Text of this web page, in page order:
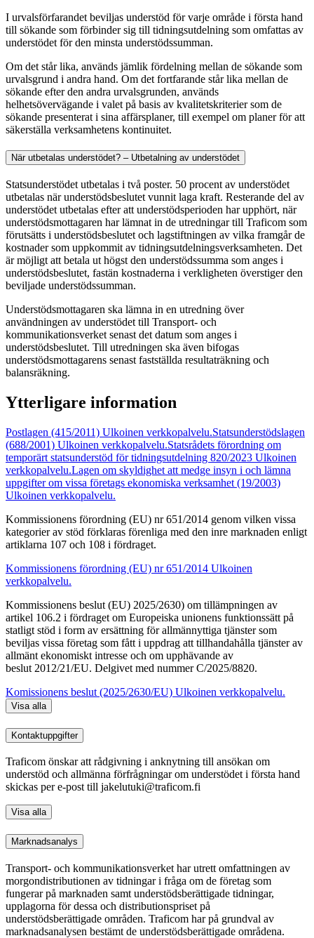
I urvalsförfarandet beviljas understöd för varje område i första hand
till sökande som förbinder sig till tidningsutdelning som omfattas av
understödet för den minsta understödssumman.
Om det står lika, används jämlik fördelning mellan de sökande som
urvalsgrund i andra hand. Om det fortfarande står lika mellan de
sökande efter den andra urvalsgrunden, används
helhetsövervägande i valet på basis av kvalitetskriterier som de
sökande presenterat i sina affärsplaner, till exempel om planer för att
säkerställa verksamhetens kontinuitet.
När utbetalas understödet? – Utbetalning av understödet
Statsunderstödet utbetalas i två poster. 50 procent av understödet
utbetalas när understödsbeslutet vunnit laga kraft. Resterande del av
understödet utbetalas efter att understödsperioden har upphört, när
understödsmottagaren har lämnat in de utredningar till Traficom som
förutsätts i understödsbeslutet och lagstiftningen av vilka framgår de
kostnader som uppkommit av tidningsutdelningsverksamheten. Det
är möjligt att betala ut högst den understödssumma som anges i
understödsbeslutet, fastän kostnaderna i verkligheten överstiger den
beviljade understödssumman.
Understödsmottagaren ska lämna in en utredning över
användningen av understödet till Transport- och
kommunikationsverket senast det datum som anges i
understödsbeslutet. Till utredningen ska även bifogas
understödsmottagarens senast fastställda resultaträkning och
balansräkning.
Ytterligare information
Postlagen (415/2011) Ulkoinen verkkopalvelu.Statsunderstödslagen
(688/2001) Ulkoinen verkkopalvelu.Statsrådets förordning om
temporärt statsunderstöd för tidningsutdelning 820/2023 Ulkoinen
verkkopalvelu.Lagen om skyldighet att medge insyn i och lämna
uppgifter om vissa företags ekonomiska verksamhet (19/2003)
Ulkoinen verkkopalvelu.
Kommissionens förordning (EU) nr 651/2014 genom vilken vissa
kategorier av stöd förklaras förenliga med den inre marknaden enligt
artiklarna 107 och 108 i fördraget.
Kommissionens förordning (EU) nr 651/2014 Ulkoinen
verkkopalvelu.
Kommissionens beslut (EU) 2025/2630) om tillämpningen av
artikel 106.2 i fördraget om Europeiska unionens funktionssätt på
statligt stöd i form av ersättning för allmännyttiga tjänster som
beviljas vissa företag som fått i uppdrag att tillhandahålla tjänster av
allmänt ekonomiskt intresse och om upphävande av
beslut 2012/21/EU. Delgivet med nummer C/2025/8820.
Komissionens beslut (2025/2630/EU) Ulkoinen verkkopalvelu.
Visa alla
Kontaktuppgifter
Traficom önskar att rådgivning i anknytning till ansökan om
understöd och allmänna förfrågningar om understödet i första hand
skickas per e-post till jakelutuki@traficom.fi
Visa alla
Marknadsanalys
Transport- och kommunikationsverket har utrett omfattningen av
morgondistributionen av tidningar i fråga om de företag som
fungerar på marknaden samt understödsberättigade tidningar,
upplagorna för dessa och distributionspriset på
understödsberättigade områden. Traficom har på grundval av
marknadsanalysen bestämt de understödsberättigade områdena.